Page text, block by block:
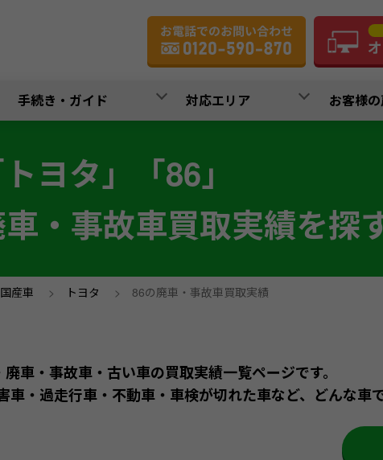
手続き・ガイド 対応エリア お客様
トヨタ」「86」
・事故車買取実績を探
国産車 > トヨタ > 86の廃車・事故車買取実績
車・事故車・古い車の買取実績一覧ページです。
・過走行車・不動車・車検が切れた車など、どんな車